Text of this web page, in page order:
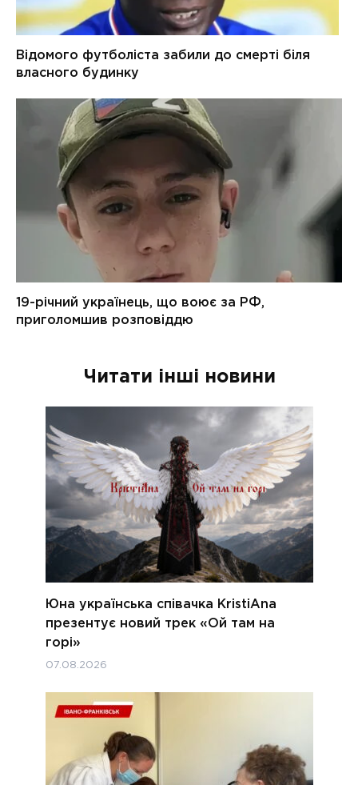
Читати інші новини
Юна українська співачка KristiAna
презентує новий трек «Ой там на
горі»
07.08.2026